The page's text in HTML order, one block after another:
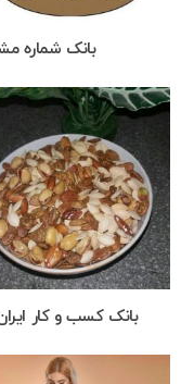
بانک شماره
بانک کسب و کار